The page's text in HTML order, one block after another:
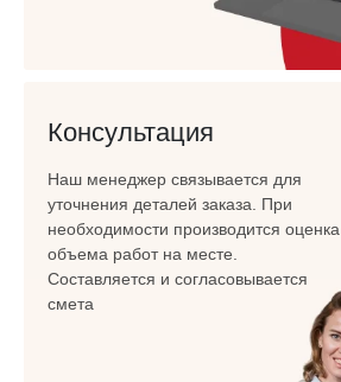
Консультация
Наш менеджер связывается для
уточнения деталей заказа. При
необходимости производится оценка
объема работ на месте.
Составляется и согласовывается
смета